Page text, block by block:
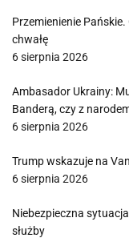
Przemienienie
chwałę
6 sierpnia 2026
Ambasador Ukrainy:
Banderą, czy z
6 sierpnia 2026
Trump wskazuje na
6 sierpnia 2026
Niebezpieczna
służby